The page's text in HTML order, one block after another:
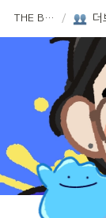
THE BRICKS GAMES /